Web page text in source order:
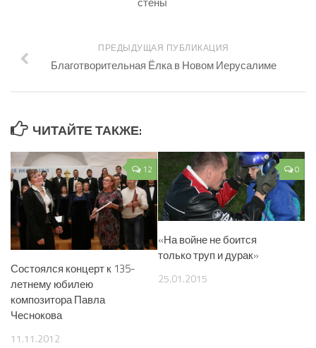
ПРЕДЫДУЩАЯ ПУБЛИКАЦИЯ
Благотворительная Ёлка в Новом Иерусалиме
ЧИТАЙТЕ ТАКЖЕ:
12
Состоялся концерт к 135-
летнему юбилею
композитора Павла
Чеснокова
11.11.2012
0
«На войне не боится
только труп и дурак»
25.01.2015